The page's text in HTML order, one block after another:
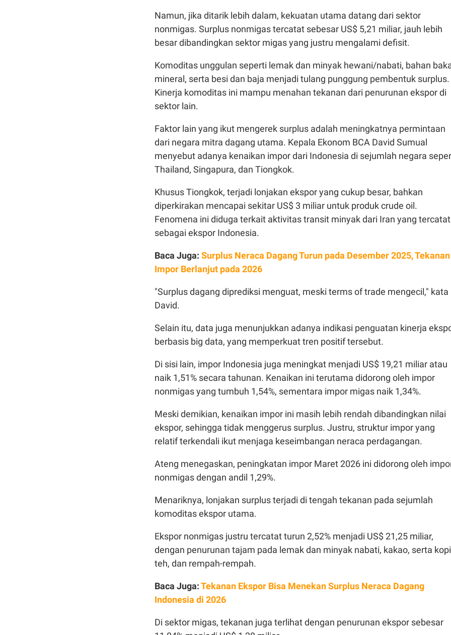
Namun, jika ditarik lebih dalam, kekuatan utama datang dari sektor
nonmigas. Surplus nonmigas tercatat sebesar US$ 5,21 miliar, jauh lebih
besar dibandingkan sektor migas yang justru mengalami defisit.
Komoditas unggulan seperti lemak dan minyak hewani/nabati, bahan
mineral, serta besi dan baja menjadi tulang punggung pembentuk surplus.
Kinerja komoditas ini mampu menahan tekanan dari penurunan ekspor di
sektor lain.
Faktor lain yang ikut mengerek surplus adalah meningkatnya permintaan
dari negara mitra dagang utama. Kepala Ekonom BCA David Sumual
menyebut adanya kenaikan impor dari Indonesia di sejumlah negara
Thailand, Singapura, dan Tiongkok.
Khusus Tiongkok, terjadi lonjakan ekspor yang cukup besar, bahkan
diperkirakan mencapai sekitar US$ 3 miliar untuk produk crude oil.
Fenomena ini diduga terkait aktivitas transit minyak dari Iran yang tercatat
sebagai ekspor Indonesia.
Baca Juga: Surplus Neraca Dagang Turun pada Desember 2025, Tekanan
Impor Berlanjut pada 2026
"Surplus dagang diprediksi menguat, meski terms of trade mengecil," kata
David.
Selain itu, data juga menunjukkan adanya indikasi penguatan kinerja
berbasis big data, yang memperkuat tren positif tersebut.
Di sisi lain, impor Indonesia juga meningkat menjadi US$ 19,21 miliar atau
naik 1,51% secara tahunan. Kenaikan ini terutama didorong oleh impor
nonmigas yang tumbuh 1,54%, sementara impor migas naik 1,34%.
Meski demikian, kenaikan impor ini masih lebih rendah dibandingkan nilai
ekspor, sehingga tidak menggerus surplus. Justru, struktur impor yang
relatif terkendali ikut menjaga keseimbangan neraca perdagangan.
Ateng menegaskan, peningkatan impor Maret 2026 ini didorong oleh
nonmigas dengan andil 1,29%.
Menariknya, lonjakan surplus terjadi di tengah tekanan pada sejumlah
komoditas ekspor utama.
Ekspor nonmigas justru tercatat turun 2,52% menjadi US$ 21,25 miliar,
dengan penurunan tajam pada lemak dan minyak nabati, kakao, serta
teh, dan rempah-rempah.
Baca Juga:Tekanan Ekspor Bisa Menekan Surplus Neraca Dagang
Indonesia di 2026
Di sektor migas, tekanan juga terlihat dengan penurunan ekspor sebesar